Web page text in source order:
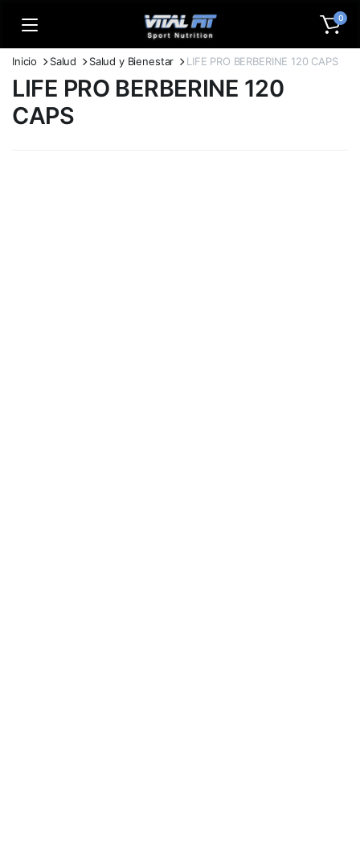
0
Inicio Salud Salud y Bienestar LIFE PRO BERBERINE 120 CAPS
LIFE PRO BERBERINE 120
CAPS